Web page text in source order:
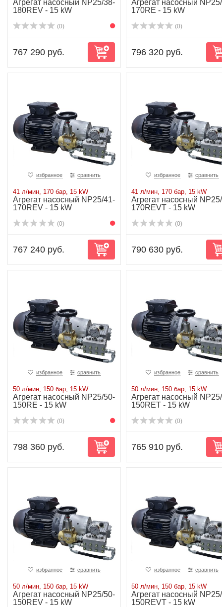
Агрегат насосный NP25/38-
180REV - 15 kW
(0)
767 290 руб.
Агрегат насосный
170RE - 15 kW
(0)
796 320 руб.
избранное сравнить
41 л/мин, 170 бар, 15 kW
Агрегат насосный NP25/41-
170REV - 15 kW
(0)
767 240 руб.
избранное сравнить
41 л/мин, 170 бар, 15 kW
Агрегат насосный
170REVT - 15 kW
(0)
790 630 руб.
избранное сравнить
50 л/мин, 150 бар, 15 kW
Агрегат насосный NP25/50-
150RE - 15 kW
(0)
798 360 руб.
избранное сравнить
50 л/мин, 150 бар, 15 kW
Агрегат насосный
150RET - 15 kW
(0)
765 910 руб.
избранное сравнить
50 л/мин, 150 бар, 15 kW
Агрегат насосный NP25/50-
150REV - 15 kW
избранное сравнить
50 л/мин, 150 бар, 15 kW
Агрегат насосный
150REVT - 15 kW